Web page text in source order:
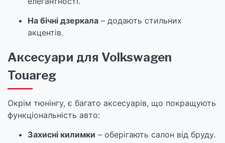
На бічні дзеркала – додають стильних
акцентів.
Аксесуари для Volkswagen
Touareg
Окрім тюнінгу, є багато аксесуарів, що покращують
функціональність авто:
Захисні килимки – оберігають салон від бруду.